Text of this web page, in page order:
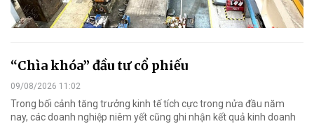
“Chìa khóa” đầu tư cổ phiếu
09/08/2026 11:02
Trong bối cảnh tăng trưởng kinh tế tích cực trong nửa đầu năm
nay, các doanh nghiệp niêm yết cũng ghi nhận kết quả kinh doanh